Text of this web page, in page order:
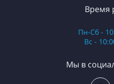
Время
Пн-Сб -
Вс -
Мы в